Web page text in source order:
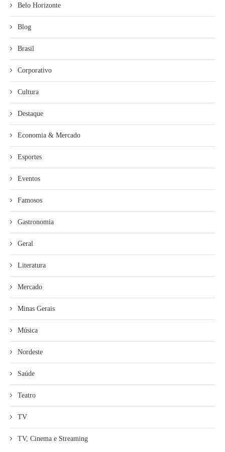
Belo Horizonte
Blog
Brasil
Corporativo
Cultura
Destaque
Economia & Mercado
Esportes
Eventos
Famosos
Gastronomia
Geral
Literatura
Mercado
Minas Gerais
Música
Nordeste
Saúde
Teatro
TV
TV, Cinema e Streaming